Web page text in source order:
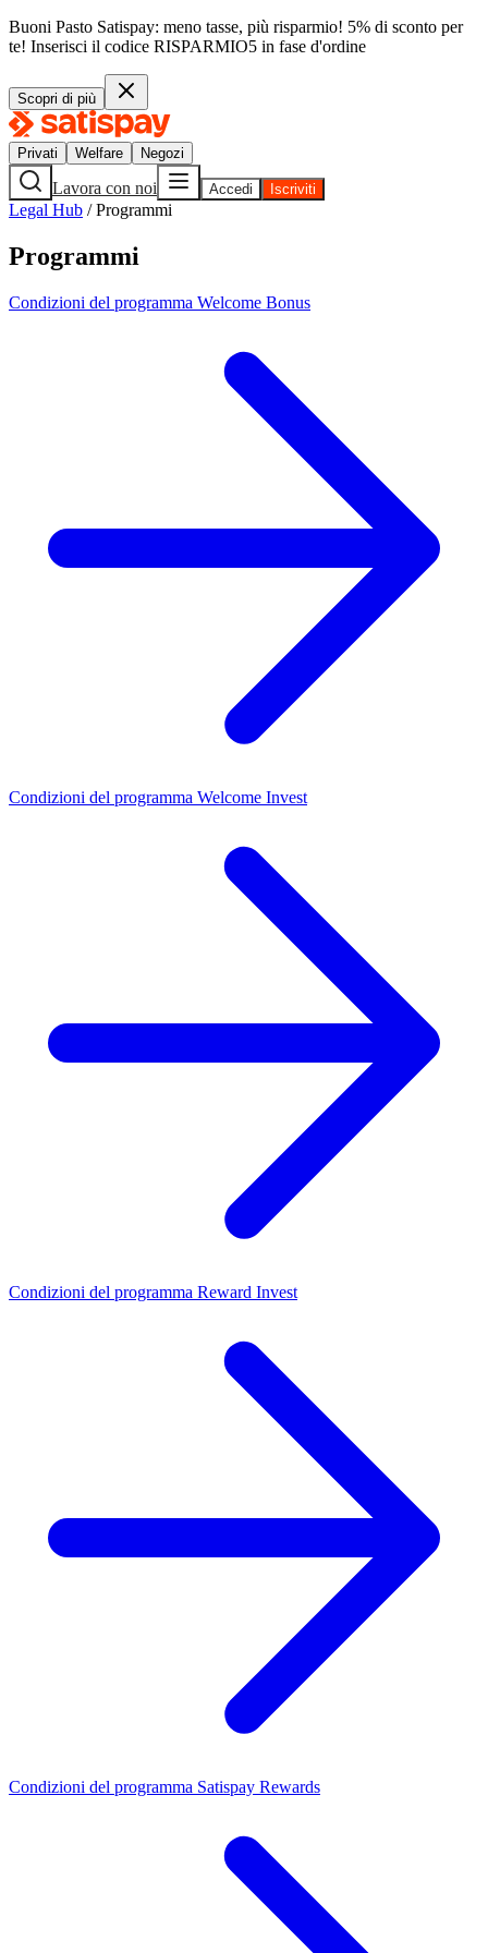
Buoni Pasto Satispay: meno tasse, più risparmio! 5% di sconto per
te! Inserisci il codice RISPARMIO5 in fase d'ordine
Scopri di più
Privati Welfare Negozi
Lavora con noi Accedi Iscriviti
Legal Hub / Programmi
Programmi
Condizioni del programma Welcome Bonus
Condizioni del programma Welcome Invest
Condizioni del programma Reward Invest
Condizioni del programma Satispay Rewards